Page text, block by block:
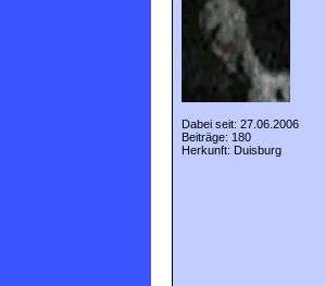
Dabei seit: 27.06.2006
Beiträge: 180
Herkunft: Duisburg